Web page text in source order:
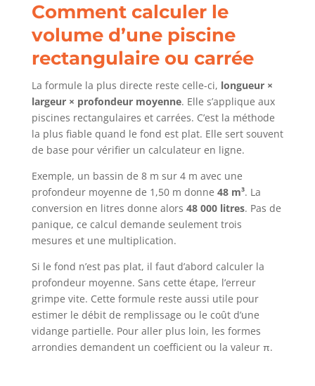
Comment calculer le
volume d’une piscine
rectangulaire ou carrée
La formule la plus directe reste celle-ci, longueur ×
largeur × profondeur moyenne. Elle s’applique aux
piscines rectangulaires et carrées. C’est la méthode
la plus fiable quand le fond est plat. Elle sert souvent
de base pour vérifier un calculateur en ligne.
Exemple, un bassin de 8 m sur 4 m avec une
profondeur moyenne de 1,50 m donne 48 m³. La
conversion en litres donne alors 48 000 litres. Pas de
panique, ce calcul demande seulement trois
mesures et une multiplication.
Si le fond n’est pas plat, il faut d’abord calculer la
profondeur moyenne. Sans cette étape, l’erreur
grimpe vite. Cette formule reste aussi utile pour
estimer le débit de remplissage ou le coût d’une
vidange partielle. Pour aller plus loin, les formes
arrondies demandent un coefficient ou la valeur π.